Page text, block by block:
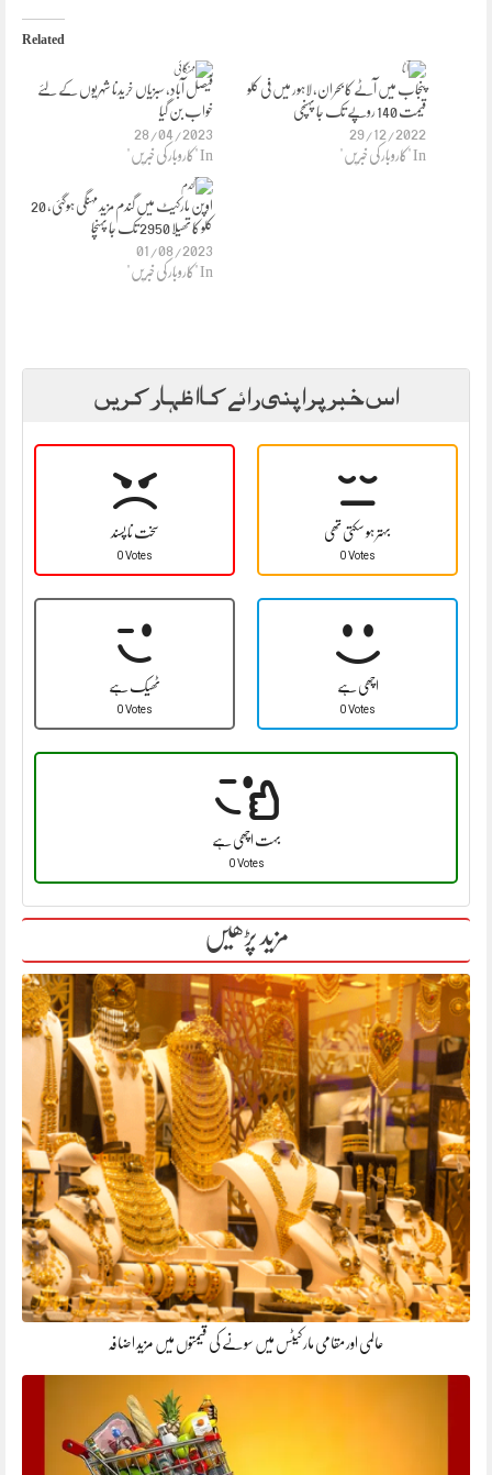
Related
فیصل آباد، سبزیاں خریدنا شہریوں کے لئے
خواب بن گیا
28/04/2023
In "کاروبار کی خبریں"
پنجاب میں آٹے کا بحران، لاہور میں فی کلو
قیمت 140 روپے تک جا پہنچی
29/12/2022
In "کاروبار کی خبریں"
اوپن مارکیٹ میں گندم مزید مہنگی ہوگئی، 20
کلو کا تھیلا 2950 تک جا پہنچا
01/08/2023
In "کاروبار کی خبریں"
اس خبر پر اپنی رائے کا اظہار کریں
سخت نا پسند
0 Votes
بہتر ہو سکتی تھی
0 Votes
ٹھیک ہے
0 Votes
اچھی ہے
0 Votes
بہت اچھی ہے
0 Votes
مزید پڑھیں
عالمی اور مقامی مارکیٹس میں سونے کی قیمتوں میں مزید اضافہ